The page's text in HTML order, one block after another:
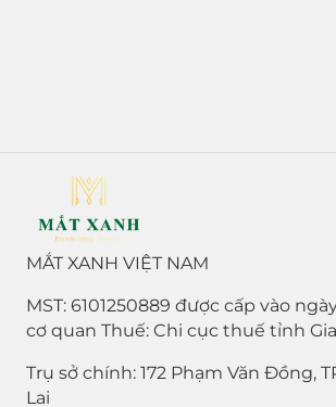
MẮT XANH VIỆT NAM
MST: 6101250889 được cấp vào
cơ quan Thuế: Chi cục thuế tỉnh
Trụ sở chính: 172 Phạm Văn Đồng,
Lai